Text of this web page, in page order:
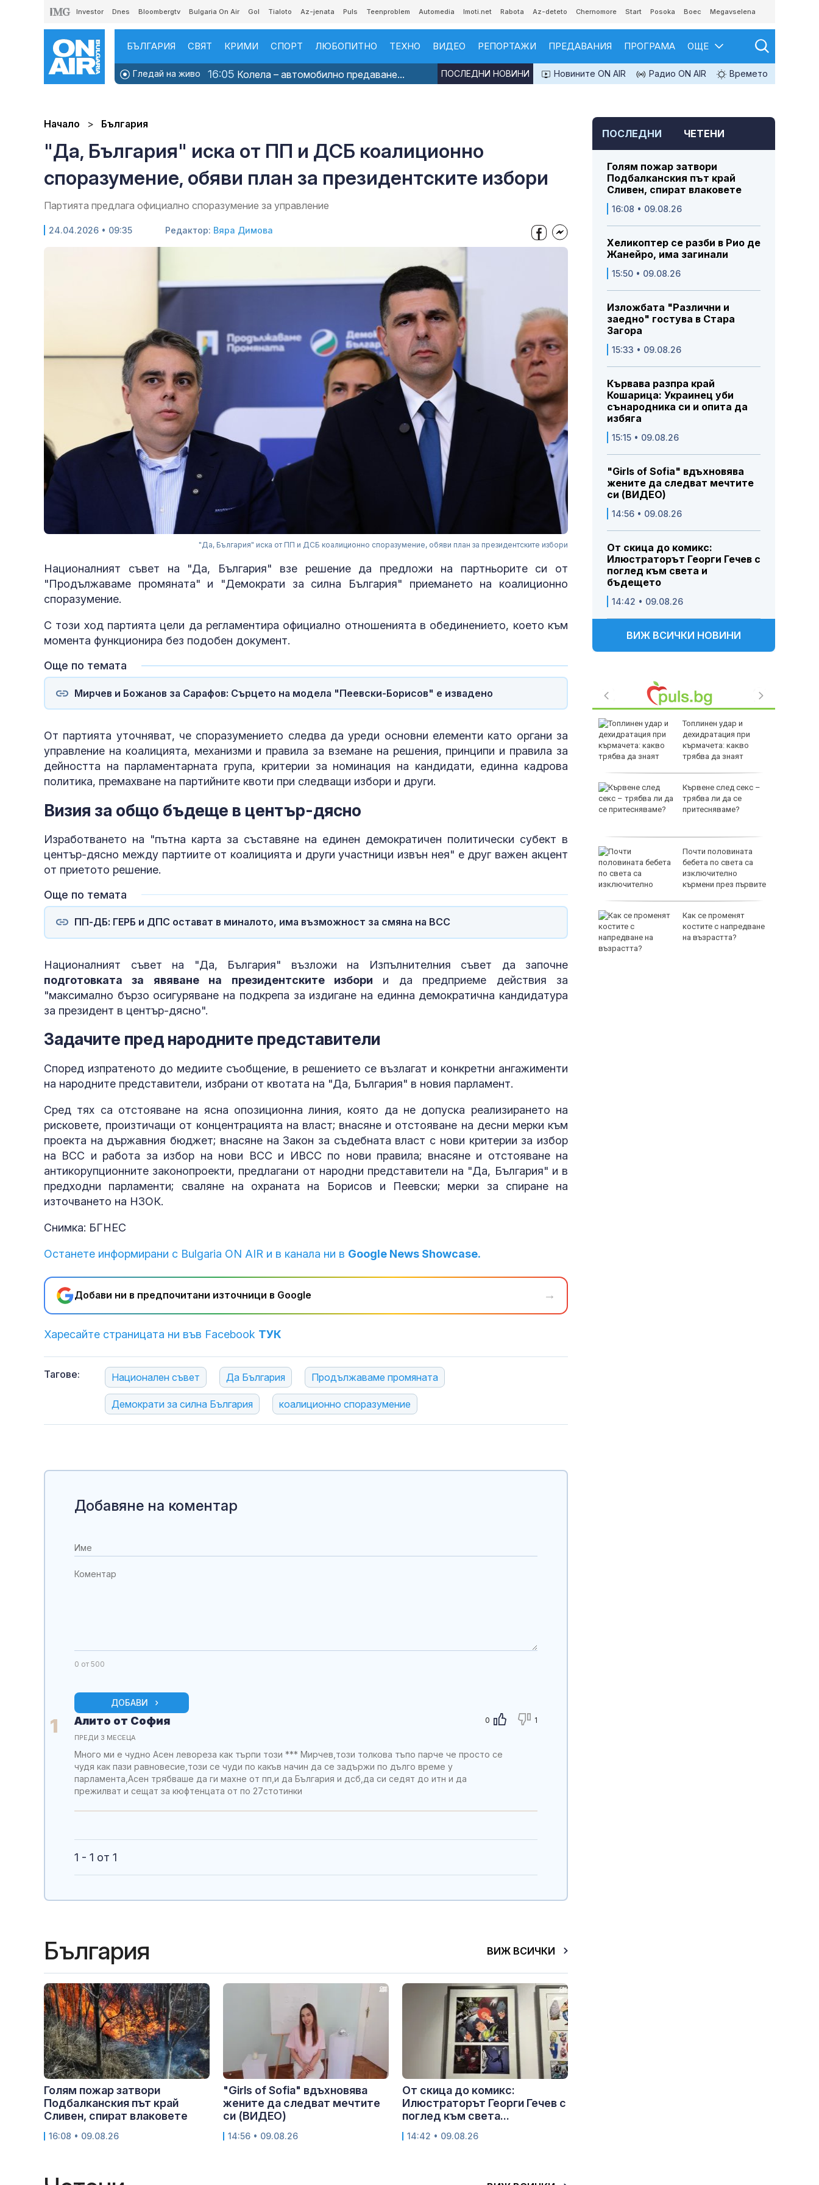
Investor Dnes Bloombergtv Bulgaria On Air Gol Tialoto Az-jenata Puls Teenproblem Automedia Imoti.net Rabota Az-deteto Chernomore Start Posoka Boec Megavselena
БЪЛГАРИЯ СВЯТ КРИМИ СПОРТ ЛЮБОПИТНО ТЕХНО ВИДЕО РЕПОРТАЖИ ПРЕДАВАНИЯ ПРОГРАМА ОЩЕ
Гледай на живо 16:05 Колела – автомобилно предаване... Новините ON AIR Радио ON AIR Времето
ПОСЛЕДНИ НОВИНИ
Начало България
"Да, България" иска от ПП и ДСБ коалиционно
споразумение, обяви план за президентските избори
Партията предлага официално споразумение за управление
24.04.2026 • 09:35 Редактор: Вяра Димова
"Да, България" иска от ПП и ДСБ коалиционно споразумение, обяви план за президентските избори
Националният съвет на "Да, България" взе решение да предложи на партньорите си от
"Продължаваме промяната" и "Демократи за силна България" приемането на коалиционно
споразумение.
С този ход партията цели да регламентира официално отношенията в обединението, което към
момента функционира без подобен документ.
Още по темата
Мирчев и Божанов за Сарафов: Сърцето на модела "Пеевски-Борисов" е извадено
От партията уточняват, че споразумението следва да уреди основни елементи като органи за
управление на коалицията, механизми и правила за вземане на решения, принципи и правила за
дейността на парламентарната група, критерии за номинация на кандидати, единна кадрова
политика, премахване на партийните квоти при следващи избори и други.
Визия за общо бъдеще в център-дясно
Изработването на "пътна карта за съставяне на единен демократичен политически субект в
център-дясно между партиите от коалицията и други участници извън нея" е друг важен акцент
от приетото решение.
Още по темата
ПП-ДБ: ГЕРБ и ДПС остават в миналото, има възможност за смяна на ВСС
Националният съвет на "Да, България" възложи на Изпълнителния съвет да започне
подготовката за явяване на президентските избори и да предприеме действия за
"максимално бързо осигуряване на подкрепа за издигане на единна демократична кандидатура
за президент в център-дясно".
Задачите пред народните представители
Според изпратеното до медиите съобщение, в решението се възлагат и конкретни ангажименти
на народните представители, избрани от квотата на "Да, България" в новия парламент.
Сред тях са отстояване на ясна опозиционна линия, която да не допуска реализирането на
рисковете, произтичащи от концентрацията на власт; внасяне и отстояване на десни мерки към
проекта на държавния бюджет; внасяне на Закон за съдебната власт с нови критерии за избор
на ВСС и работа за избор на нови ВСС и ИВСС по нови правила; внасяне и отстояване на
антикорупционните законопроекти, предлагани от народни представители на "Да, България" и в
предходни парламенти; сваляне на охраната на Борисов и Пеевски; мерки за спиране на
източването на НЗОК.
Снимка: БГНЕС
Останете информирани с Bulgaria ON AIR и в канала ни в Google News Showcase.
Добави ни в предпочитани източници в Google →
Харесайте страницата ни във Facebook ТУК
Тагове: Национален съвет Да България Продължаваме промяната
Демократи за силна България коалиционно споразумение
ПОСЛЕДНИ ЧЕТЕНИ
Голям пожар затвори
Подбалканския път край
Сливен, спират влаковете
16:08 • 09.08.26
Хеликоптер се разби в Рио де
Жанейро, има загинали
15:50 • 09.08.26
Изложбата "Различни и
заедно" гостува в Стара
Загора
15:33 • 09.08.26
Кървава разпра край
Кошарица: Украинец уби
сънародника си и опита да
избяга
15:15 • 09.08.26
"Girls of Sofia" вдъхновява
жените да следват мечтите
си (ВИДЕО)
14:56 • 09.08.26
От скица до комикс:
Илюстраторът Георги Гечев с
поглед към света и
бъдещето
14:42 • 09.08.26
ВИЖ ВСИЧКИ НОВИНИ
предложи подкуп на
Добрина:
Пожарникари спасиха
загатва за нов удар по
Топлинен удар и
дехидратация при
кърмачета: какво
трябва да знаят
Кървене след секс –
трябва ли да се
притесняваме?
Почти половината
бебета по света са
изключително
кърмени през първите
Как се променят
костите с напредване
на възрастта?
Добавяне на коментар
0 от 500
ДОБАВИ
1 0 1
Алито от София
ПРЕДИ 3 МЕСЕЦА
Много ми е чудно Асен левореза как търпи този *** Мирчев,този толкова тъпо парче че просто се
чудя как пази равновесие,този се чуди по какъв начин да се задържи по дълго време у
парламента,Асен трябваше да ги махне от пп,и да България и дсб,да си седят до итн и да
прежилват и сещат за кюфтенцата от по 27стотинки
1 - 1 от 1
България ВИЖ ВСИЧКИ
Голям пожар затвори
Подбалканския път край
Сливен, спират влаковете
16:08 • 09.08.26
"Girls of Sofia" вдъхновява
жените да следват мечтите
си (ВИДЕО)
14:56 • 09.08.26
От скица до комикс:
Илюстраторът Георги Гечев с
поглед към света...
14:42 • 09.08.26